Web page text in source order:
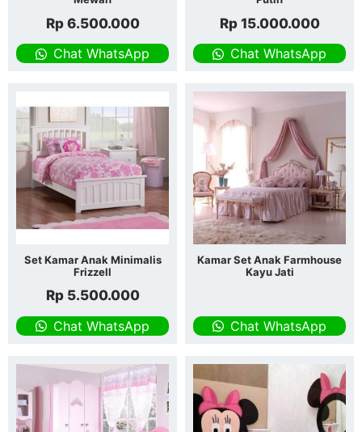
Rp6.500.000
Chat WhatsApp
Rp15.000.000
Chat WhatsApp
Set Kamar Anak Minimalis
Frizzell
Rp5.500.000
Chat WhatsApp
Kamar Set Anak Farmhouse
Kayu Jati
Chat WhatsApp